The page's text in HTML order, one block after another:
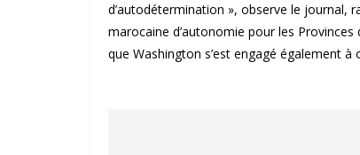
d’autodétermination », observe le journal,
marocaine d’autonomie pour les
que Washington s’est engagé également